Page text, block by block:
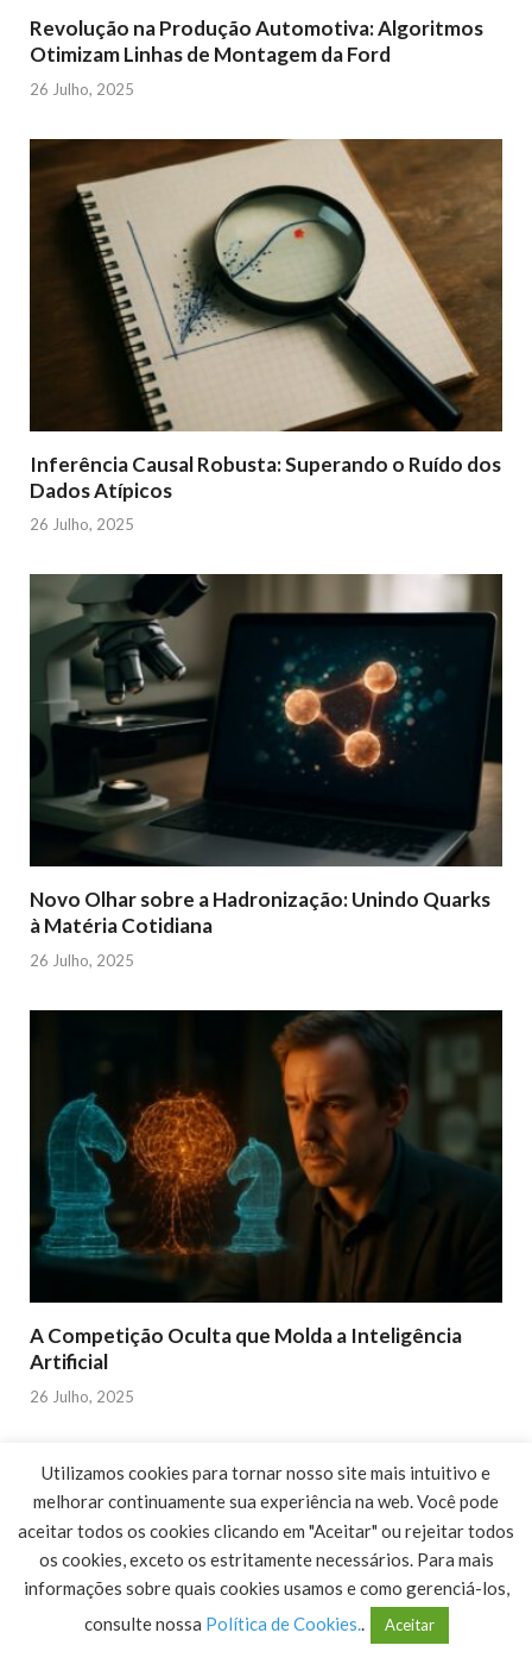
Revolução na Produção Automotiva: Algoritmos
Otimizam Linhas de Montagem da Ford
26 Julho, 2025
Inferência Causal Robusta: Superando o Ruído dos
Dados Atípicos
26 Julho, 2025
Novo Olhar sobre a Hadronização: Unindo Quarks
à Matéria Cotidiana
26 Julho, 2025
A Competição Oculta que Molda a Inteligência
Artificial
26 Julho, 2025
Utilizamos cookies para tornar nosso site mais intuitivo e
melhorar continuamente sua experiência na web. Você pode
aceitar todos os cookies clicando em "Aceitar" ou rejeitar todos
os cookies, exceto os estritamente necessários. Para mais
informações sobre quais cookies usamos e como gerenciá-los,
consulte nossa Política de Cookies.. Aceitar